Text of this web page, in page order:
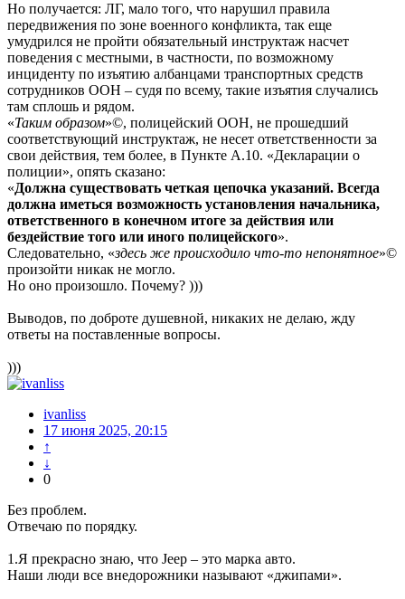
Но получается: ЛГ, мало того, что нарушил правила
передвижения по зоне военного конфликта, так еще
умудрился не пройти обязательный инструктаж насчет
поведения с местными, в частности, по возможному
инциденту по изъятию албанцами транспортных средств
сотрудников ООН – судя по всему, такие изъятия случались
там сплошь и рядом.
«Таким образом»©, полицейский ООН, не прошедший
соответствующий инструктаж, не несет ответственности за
свои действия, тем более, в Пункте А.10. «Декларации о
полиции», опять сказано:
«Должна существовать четкая цепочка указаний. Всегда
должна иметься возможность установления начальника,
ответственного в конечном итоге за действия или
бездействие того или иного полицейского».
Следовательно, «здесь же происходило что-то непонятное»©
произойти никак не могло.
Но оно произошло. Почему? )))
Выводов, по доброте душевной, никаких не делаю, жду
ответы на поставленные вопросы.
)))
ivanliss
17 июня 2025, 20:15
↑
↓
0
Без проблем.
Отвечаю по порядку.
1.Я прекрасно знаю, что Jeep – это марка авто.
Наши люди все внедорожники называют «джипами».